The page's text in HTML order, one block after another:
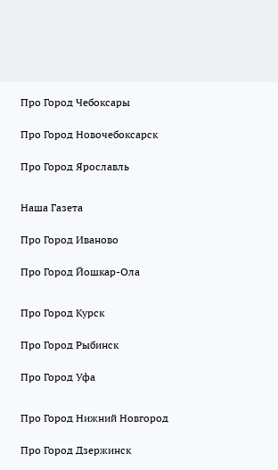
Про Город Чебоксары
Про Город Новочебоксарск
Про Город Ярославль
Наша Газета
Про Город Иваново
Про Город Йошкар-Ола
Про Город Курск
Про Город Рыбинск
Про Город Уфа
Про Город Нижний Новгород
Про Город Дзержинск